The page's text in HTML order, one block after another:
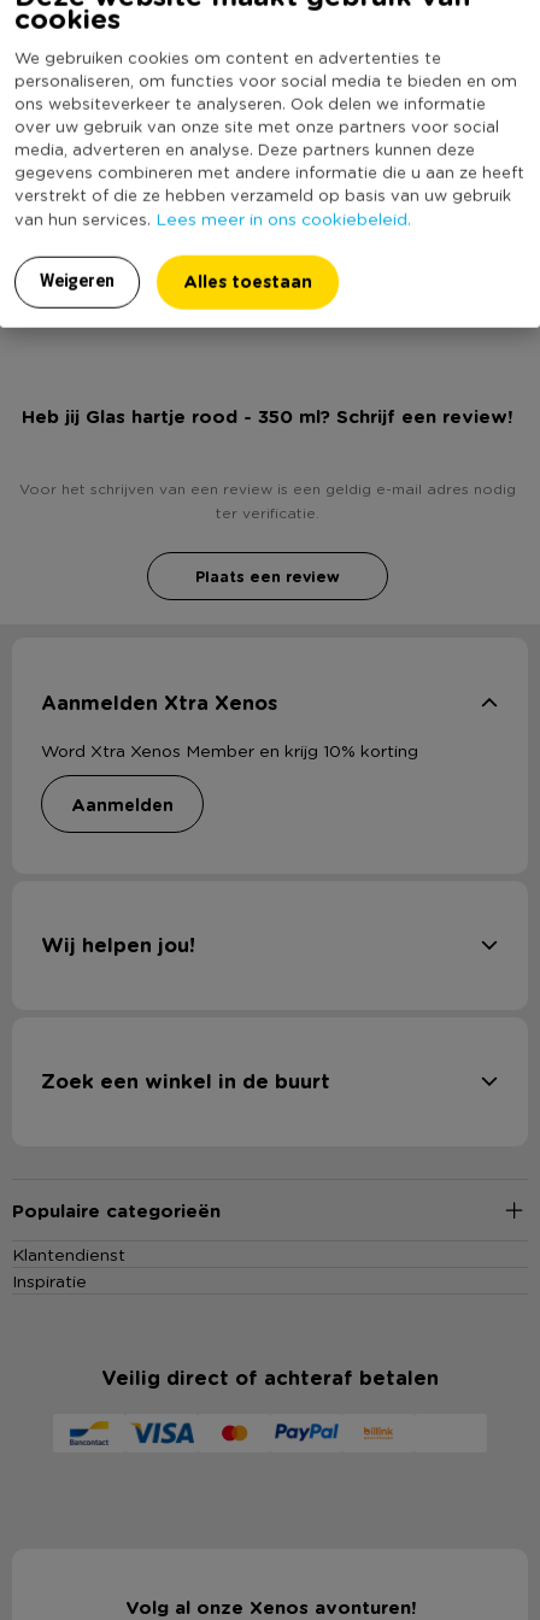
cookies
We gebruiken cookies om content en advertenties te
personaliseren, om functies voor social media te bieden en om
ons websiteverkeer te analyseren. Ook delen we informatie
over uw gebruik van onze site met onze partners voor social
media, adverteren en analyse. Deze partners kunnen deze
gegevens combineren met andere informatie die u aan ze heeft
verstrekt of die ze hebben verzameld op basis van uw gebruik
van hun services. Lees meer in ons cookiebeleid.
Weigeren Alles toestaan
Diameter (cm)
8
Producthoogte (cm)
10
Kleur
Transparant
Inhoud in liter
0.35
Merk
Royal Leerdam
Stapelbaar
Nee
Vaatwasmachine bestendig
Nee
Duurzaamheidsscore
(Nog) geen score
bekend
Heb jij Glas hartje rood - 350 ml? Schrijf een review!
Voor het schrijven van een review is een geldig e-mail adres nodig
ter verificatie.
Plaats een review
Aanmelden Xtra Xenos
Word Xtra Xenos Member en krijg 10% korting
aanmelden
Wij helpen jou!
Zoek een winkel in de buurt
Populaire categorieën
Klantendienst
Inspiratie
Veilig direct of achteraf betalen
Volg al onze Xenos avonturen!